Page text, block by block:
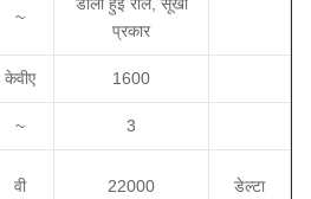
~
डाली हुई राल, सूखी
प्रकार
केवीए 1600
~ 3
वी 22000 डेल्टा